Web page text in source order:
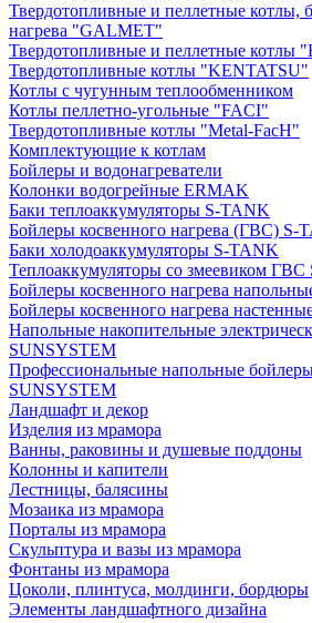
Твердотопливные и пеллетные котлы,
нагрева "GALMET"
Твердотопливные и пеллетные
Твердотопливные котлы "KENTATSU"
Котлы с чугунным теплообменником
Котлы пеллетно-угольные "FACI"
Твердотопливные котлы "Metal-FacH"
Комплектующие к котлам
Бойлеры и водонагреватели
Колонки водогрейные ERMAK
Баки теплоаккумуляторы S-TANK
Бойлеры косвенного нагрева (ГВС) S-
Баки холодоаккумуляторы S-TANK
Теплоаккумуляторы со змеевиком
Бойлеры косвенного нагрева
Бойлеры косвенного нагрева
Напольные накопительные
SUNSYSTEM
Профессиональные напольные бойлеры
SUNSYSTEM
Ландшафт и декор
Изделия из мрамора
Ванны, раковины и душевые поддоны
Колонны и капители
Лестницы, балясины
Мозаика из мрамора
Порталы из мрамора
Скульптура и вазы из мрамора
Фонтаны из мрамора
Цоколи, плинтуса, молдинги, бордюры
Элементы ландшафтного дизайна